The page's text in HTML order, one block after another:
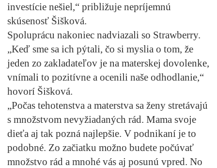
investície nešiel,“ približuje nepríjemnú
skúsenosť Šišková.
Spoluprácu nakoniec nadviazali so Strawberry.
„Keď sme sa ich pýtali, čo si myslia o tom, že
jeden zo zakladateľov je na materskej dovolenke,
vnímali to pozitívne a ocenili naše odhodlanie,“
hovorí Šišková.
„Počas tehotenstva a materstva sa ženy stretávajú
s množstvom nevyžiadaných rád. Mama svoje
dieťa aj tak pozná najlepšie. V podnikaní je to
podobné. Zo začiatku možno budete počúvať
množstvo rád a mnohé vás aj posunú vpred. No